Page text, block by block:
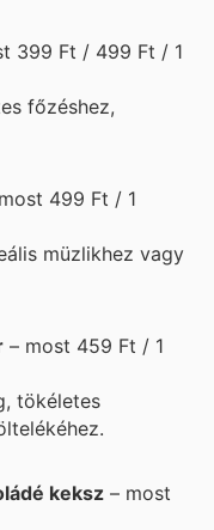
399 Ft / 499 Ft / 1
főzéshez,
499 Ft / 1
müzlikhez vagy
– most 459 Ft / 1
tökéletes
keksz – most